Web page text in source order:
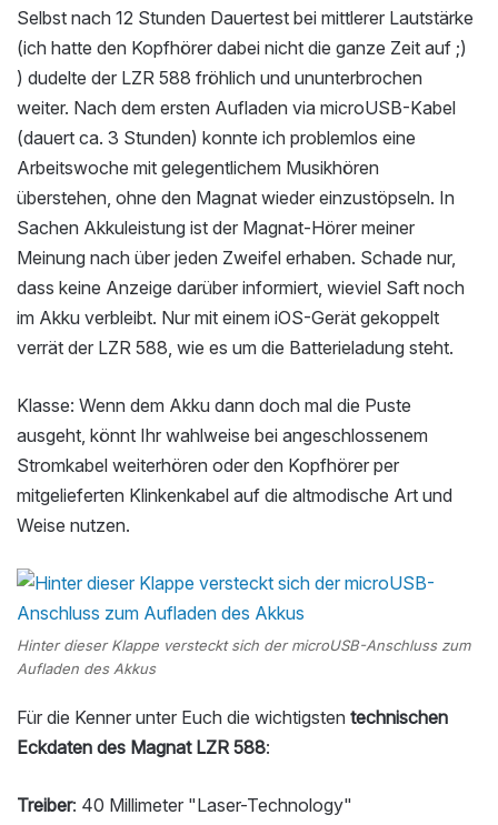
Selbst nach 12 Stunden Dauertest bei mittlerer Lautstärke
(ich hatte den Kopfhörer dabei nicht die ganze Zeit auf ;)
) dudelte der LZR 588 fröhlich und ununterbrochen
weiter. Nach dem ersten Aufladen via microUSB-Kabel
(dauert ca. 3 Stunden) konnte ich problemlos eine
Arbeitswoche mit gelegentlichem Musikhören
überstehen, ohne den Magnat wieder einzustöpseln. In
Sachen Akkuleistung ist der Magnat-Hörer meiner
Meinung nach über jeden Zweifel erhaben. Schade nur,
dass keine Anzeige darüber informiert, wieviel Saft noch
im Akku verbleibt. Nur mit einem iOS-Gerät gekoppelt
verrät der LZR 588, wie es um die Batterieladung steht.
Klasse: Wenn dem Akku dann doch mal die Puste
ausgeht, könnt Ihr wahlweise bei angeschlossenem
Stromkabel weiterhören oder den Kopfhörer per
mitgelieferten Klinkenkabel auf die altmodische Art und
Weise nutzen.
Hinter dieser Klappe versteckt sich der microUSB-Anschluss zum
Aufladen des Akkus
Für die Kenner unter Euch die wichtigsten technischen
Eckdaten des Magnat LZR 588:
Treiber: 40 Millimeter "Laser-Technology"